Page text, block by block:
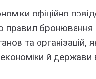
офіційно
правил бронювання
та
й держави